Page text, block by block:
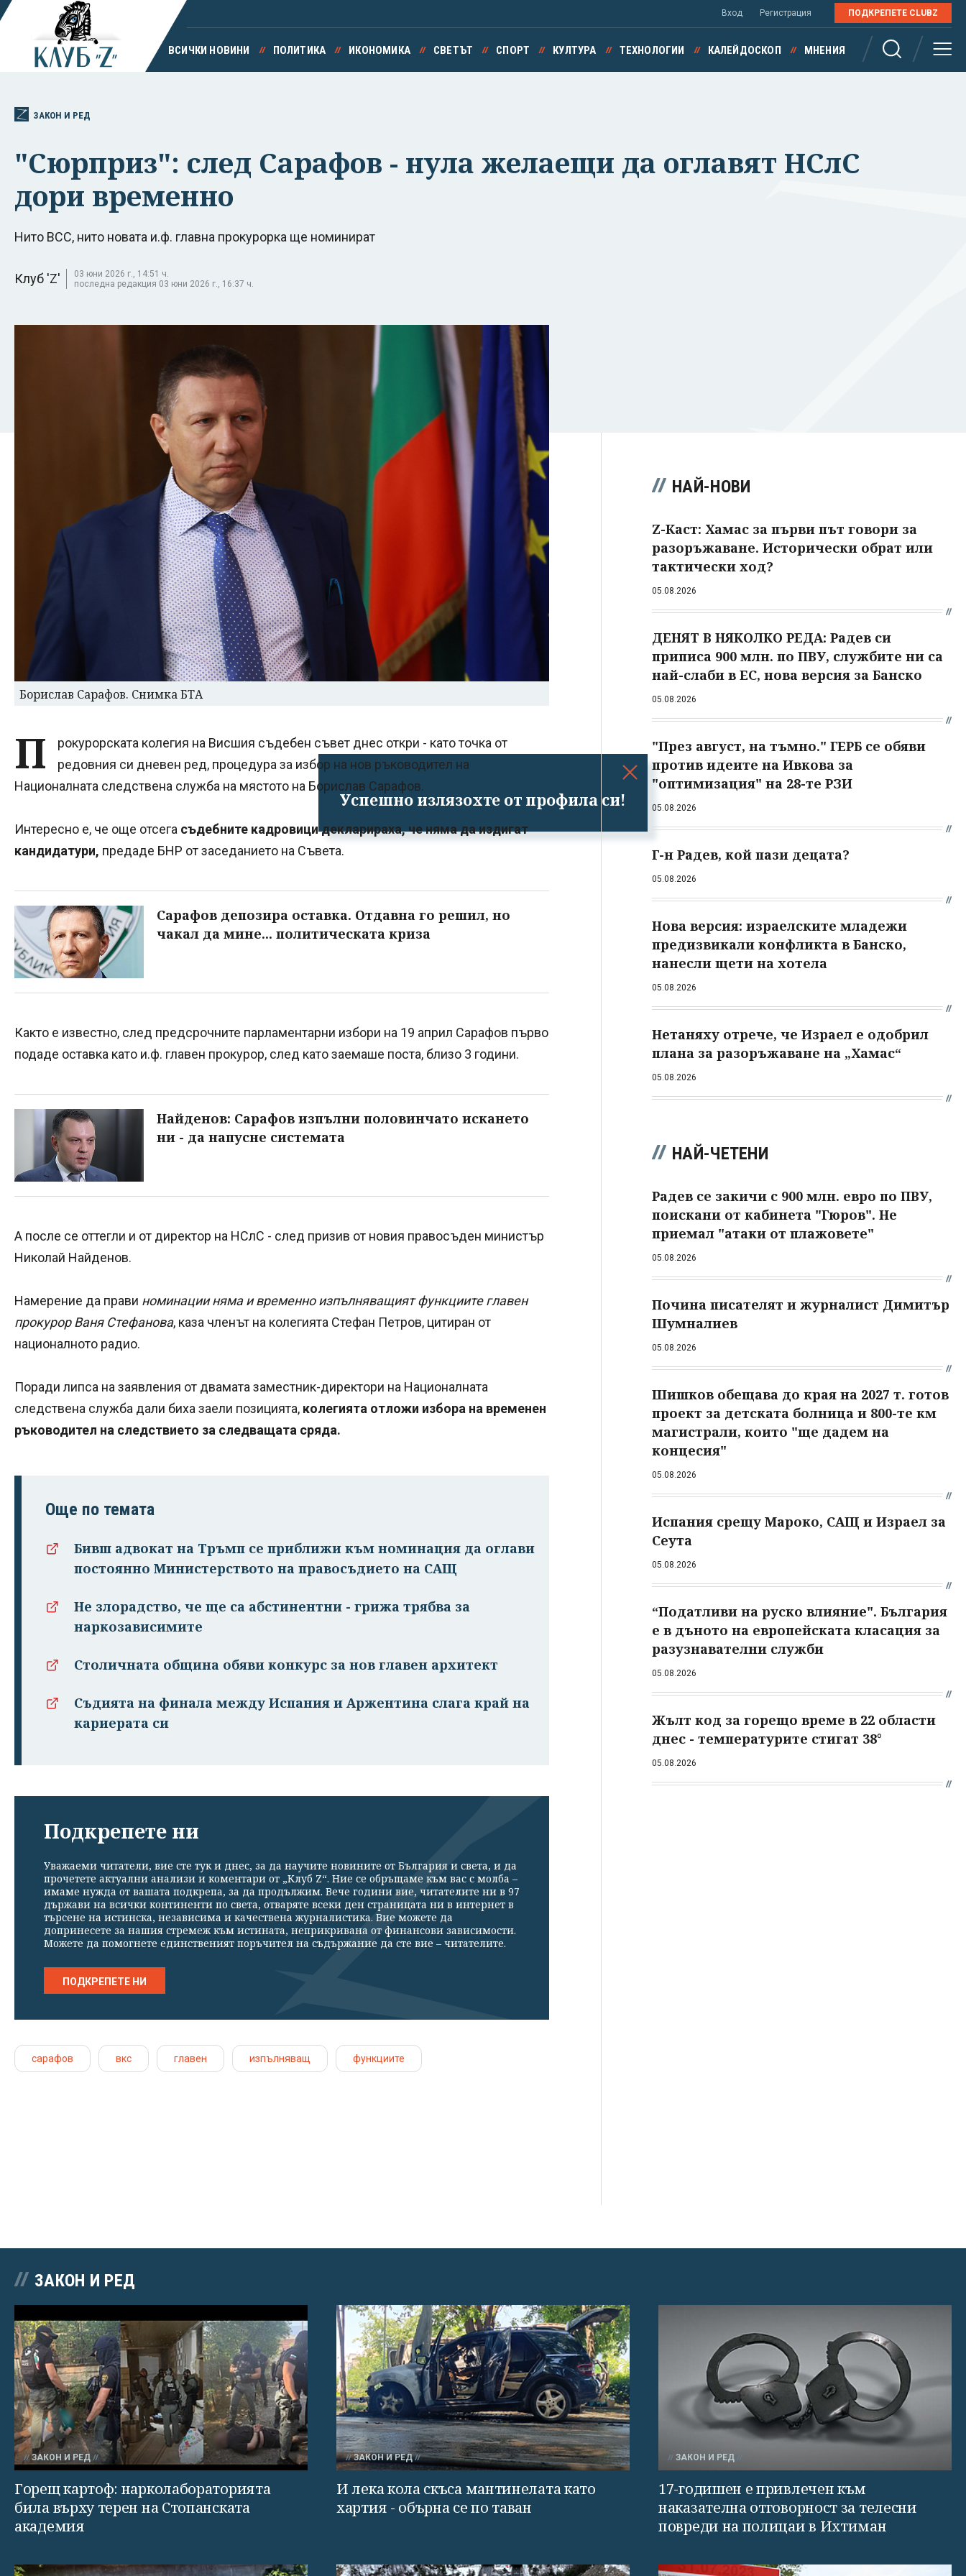
Успешно излязохте от профила си!
Вход Регистрация ПОДКРЕПЕТЕ CLUBZ
ВСИЧКИ НОВИНИ ПОЛИТИКА ИКОНОМИКА СВЕТЪТ СПОРТ КУЛТУРА ТЕХНОЛОГИИ КАЛЕЙДОСКОП МНЕНИЯ
ЗАКОН И РЕД
"Сюрприз": след Сарафов - нула желаещи да оглавят НСлС
дори временно
Нито ВСС, нито новата и.ф. главна прокурорка ще номинират
Клуб 'Z'
03 юни 2026 г., 14:51 ч.
последна редакция 03 юни 2026 г., 16:37 ч.
Борислав Сарафов. Снимка БТА
П
рокурорската колегия на Висшия съдебен съвет днес откри - като точка от
редовния си дневен ред, процедура за избор на нов ръководител на
Националната следствена служба на мястото на Борислав Сарафов.
Интересно е, че още отсега съдебните кадровици декларираха, че няма да издигат
кандидатури, предаде БНР от заседанието на Съвета.
Сарафов депозира оставка. Отдавна го решил, но
чакал да мине... политическата криза
Както е известно, след предсрочните парламентарни избори на 19 април Сарафов първо
подаде оставка като и.ф. главен прокурор, след като заемаше поста, близо 3 години.
Найденов: Сарафов изпълни половинчато искането
ни - да напусне системата
А после се оттегли и от директор на НСлС - след призив от новия правосъден министър
Николай Найденов.
Намерение да прави номинации няма и временно изпълняващият функциите главен
прокурор Ваня Стефанова, каза членът на колегията Стефан Петров, цитиран от
националното радио.
Поради липса на заявления от двамата заместник-директори на Националната
следствена служба дали биха заели позицията, колегията отложи избора на временен
ръководител на следствието за следващата сряда.
Още по темата
Бивш адвокат на Тръмп се приближи към номинация да оглави
постоянно Министерството на правосъдието на САЩ
Не злорадство, че ще са абстинентни - грижа трябва за
наркозависимите
Столичната община обяви конкурс за нов главен архитект
Съдията на финала между Испания и Аржентина слага край на
кариерата си
Подкрепете ни
Уважаеми читатели, вие сте тук и днес, за да научите новините от България и света, и да
прочетете актуални анализи и коментари от „Клуб Z“. Ние се обръщаме към вас с молба –
имаме нужда от вашата подкрепа, за да продължим. Вече години вие, читателите ни в 97
държави на всички континенти по света, отваряте всеки ден страницата ни в интернет в
търсене на истинска, независима и качествена журналистика. Вие можете да
допринесете за нашия стремеж към истината, неприкривана от финансови зависимости.
Можете да помогнете единственият поръчител на съдържание да сте вие – читателите.
ПОДКРЕПЕТЕ НИ
сарафов вкс главен изпълняващ функциите
НАЙ-НОВИ
Z-Каст: Хамас за първи път говори за
разоръжаване. Исторически обрат или
тактически ход?
05.08.2026
ДЕНЯТ В НЯКОЛКО РЕДА: Радев си
приписа 900 млн. по ПВУ, службите ни са
най-слаби в ЕС, нова версия за Банско
05.08.2026
"През август, на тъмно." ГЕРБ се обяви
против идеите на Ивкова за
"оптимизация" на 28-те РЗИ
05.08.2026
Г-н Радев, кой пази децата?
05.08.2026
Нова версия: израелските младежи
предизвикали конфликта в Банско,
нанесли щети на хотела
05.08.2026
Нетаняху отрече, че Израел е одобрил
плана за разоръжаване на „Хамас“
05.08.2026
НАЙ-ЧЕТЕНИ
Радев се закичи с 900 млн. евро по ПВУ,
поискани от кабинета "Гюров". Не
приемал "атаки от плажовете"
05.08.2026
Почина писателят и журналист Димитър
Шумналиев
05.08.2026
Шишков обещава до края на 2027 т. готов
проект за детската болница и 800-те км
магистрали, които "ще дадем на
концесия"
05.08.2026
Испания срещу Мароко, САЩ и Израел за
Сеута
05.08.2026
“Податливи на руско влияние". България
е в дъното на европейската класация за
разузнавателни служби
05.08.2026
Жълт код за горещо време в 22 области
днес - температурите стигат 38°
05.08.2026
ЗАКОН И РЕД
ЗАКОН И РЕД
Горещ картоф: нарколабораторията
била върху терен на Стопанската
академия
ЗАКОН И РЕД
И лека кола скъса мантинелата като
хартия - обърна се по таван
ЗАКОН И РЕД
17-годишен е привлечен към
наказателна отговорност за телесни
повреди на полицаи в Ихтиман